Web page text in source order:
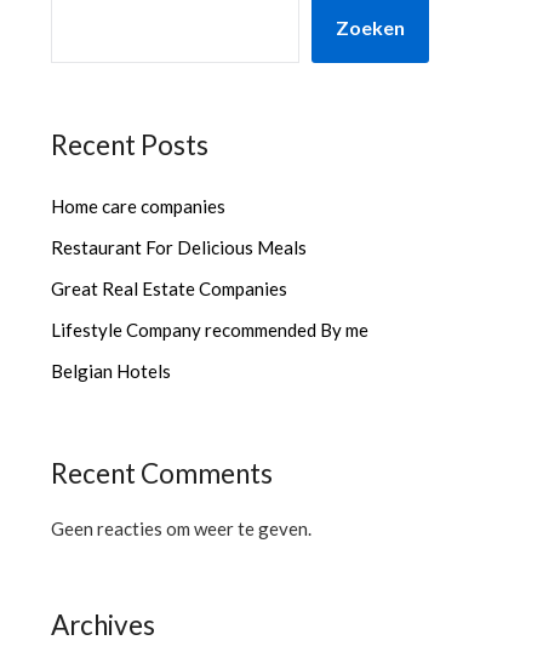
Zoeken
Recent Posts
Home care companies
Restaurant For Delicious Meals
Great Real Estate Companies
Lifestyle Company recommended By me
Belgian Hotels
Recent Comments
Geen reacties om weer te geven.
Archives